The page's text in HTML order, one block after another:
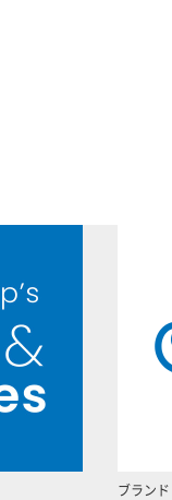
ブランド